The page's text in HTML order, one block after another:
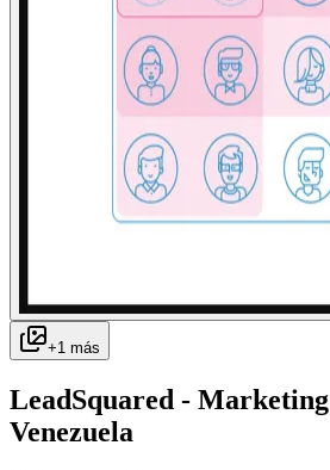
+1 más
LeadSquared - Marketing
Venezuela